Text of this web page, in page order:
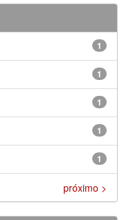
1
1
1
1
1
próximo >